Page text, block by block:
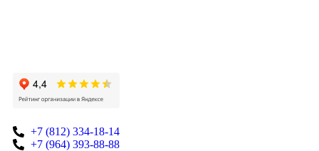
+7 (812) 334-18-14
+7 (964) 393-88-88